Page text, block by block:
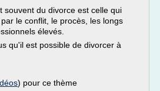
souvent du divorce est celle qui
le conflit, le procès, les longs
élevés.
qu'il est possible de divorcer à
) pour ce thème